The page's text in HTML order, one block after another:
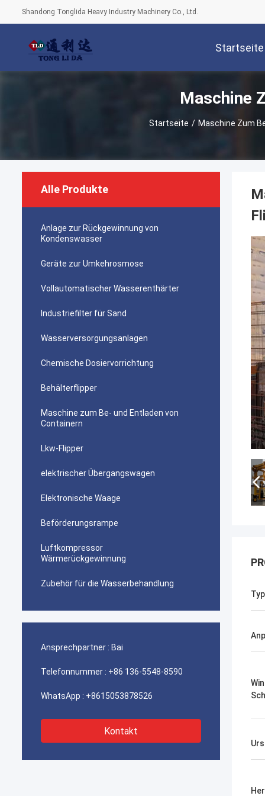
Shandong Tonglida Heavy Industry Machinery Co., Ltd.
Startseite
Maschine
Startseite / Maschine Zum
Alle Produkte
Anlage zur Rückgewinnung von
Kondenswasser
Geräte zur Umkehrosmose
Vollautomatischer Wasserenthärter
Industriefilter für Sand
Wasserversorgungsanlagen
Chemische Dosiervorrichtung
Behälterflipper
Maschine zum Be- und Entladen von
Containern
Lkw-Flipper
elektrischer Übergangswagen
Elektronische Waage
Beförderungsrampe
Luftkompressor
Wärmerückgewinnung
Zubehör für die Wasserbehandlung
Ansprechpartner : Bai
Telefonnummer : +86 136-5548-8590
WhatsApp : +8615053878526
Kontakt
Typ